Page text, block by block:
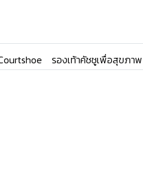
รองเท้าคัชชูเพื่อสุขภาพ